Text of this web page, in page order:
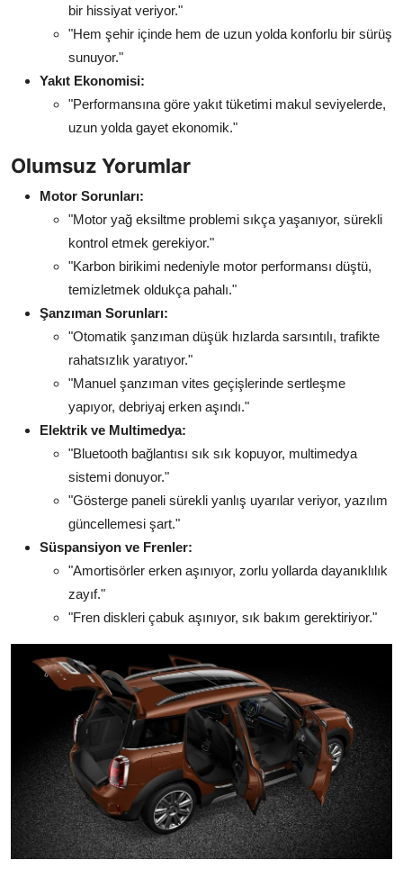
bir hissiyat veriyor."
"Hem şehir içinde hem de uzun yolda konforlu bir sürüş
sunuyor."
Yakıt Ekonomisi:
"Performansına göre yakıt tüketimi makul seviyelerde,
uzun yolda gayet ekonomik."
Olumsuz Yorumlar
Motor Sorunları:
"Motor yağ eksiltme problemi sıkça yaşanıyor, sürekli
kontrol etmek gerekiyor."
"Karbon birikimi nedeniyle motor performansı düştü,
temizletmek oldukça pahalı."
Şanzıman Sorunları:
"Otomatik şanzıman düşük hızlarda sarsıntılı, trafikte
rahatsızlık yaratıyor."
"Manuel şanzıman vites geçişlerinde sertleşme
yapıyor, debriyaj erken aşındı."
Elektrik ve Multimedya:
"Bluetooth bağlantısı sık sık kopuyor, multimedya
sistemi donuyor."
"Gösterge paneli sürekli yanlış uyarılar veriyor, yazılım
güncellemesi şart."
Süspansiyon ve Frenler:
"Amortisörler erken aşınıyor, zorlu yollarda dayanıklılık
zayıf."
"Fren diskleri çabuk aşınıyor, sık bakım gerektiriyor."